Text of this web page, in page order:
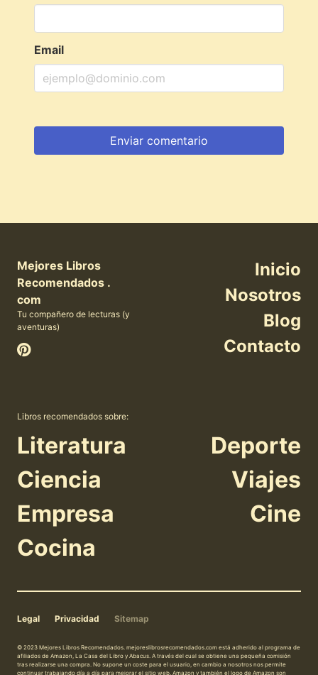
Email
Mejores Libros
Recomendados .
com
Tu compañero de lecturas (y
aventuras)
Inicio
Nosotros
Blog
Contacto
Libros recomendados sobre:
Literatura
Ciencia
Empresa
Cocina
Deporte
Viajes
Cine
Legal Privacidad Sitemap
© 2023 Mejores Libros Recomendados. mejoreslibrosrecomendados.com está adherido al programa de
afiliados de Amazon, La Casa del Libro y Abacus. A través del cual se obtiene una pequeña comisión
tras realizarse una compra. No supone un coste para el usuario, en cambio a nosotros nos permite
continuar trabajando día a día para mejorar el sitio web. Amazon y también el logo de Amazon son